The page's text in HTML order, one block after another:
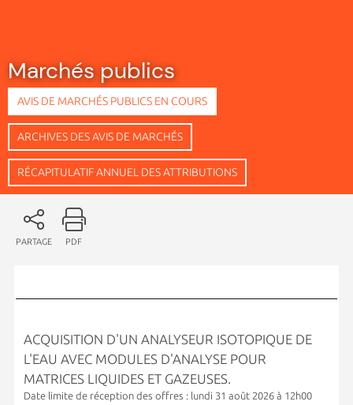
Marchés publics
AVIS DE MARCHÉS PUBLICS EN COURS
ARCHIVES DES AVIS DE MARCHÉS
RÉCAPITULATIF ANNUEL DES ATTRIBUTIONS
PARTAGE PDF
ACQUISITION D'UN ANALYSEUR ISOTOPIQUE DE
L'EAU AVEC MODULES D'ANALYSE POUR
MATRICES LIQUIDES ET GAZEUSES.
Date limite de réception des offres : lundi 31 août 2026 à 12h00